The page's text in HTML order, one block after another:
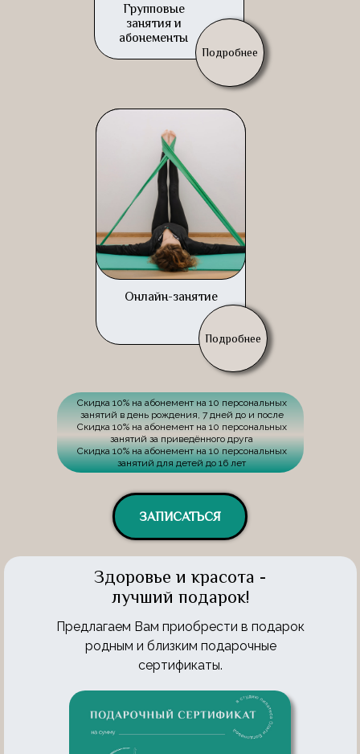
Групповые
занятия и
абонементы
Подробнее
Онлайн-занятие
Подробнее
Скидка 10% на абонемент на 10 персональных
занятий в день рождения, 7 дней до и после
Скидка 10% на абонемент на 10 персональных
занятий за приведённого друга
Скидка 10% на абонемент на 10 персональных
занятий для детей до 16 лет
ЗАПИСАТЬСЯ
Предлагаем Вам приобрести в подарок
родным и близким подарочные
сертификаты.
Здоровье и красота -
лучший подарок!